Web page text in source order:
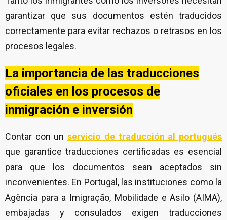
garantizar que sus documentos estén traducidos
correctamente para evitar rechazos o retrasos en los
procesos legales.
La importancia de las traducciones
oficiales en los procesos de
inmigración e inversión
Contar con unservicio de traducción al portugués
que garantice traducciones certificadas es esencial
para que los documentos sean aceptados sin
inconvenientes. En Portugal, las instituciones como la
Agência para a Imigração, Mobilidade e Asilo (AIMA),
embajadas y consulados exigen traducciones